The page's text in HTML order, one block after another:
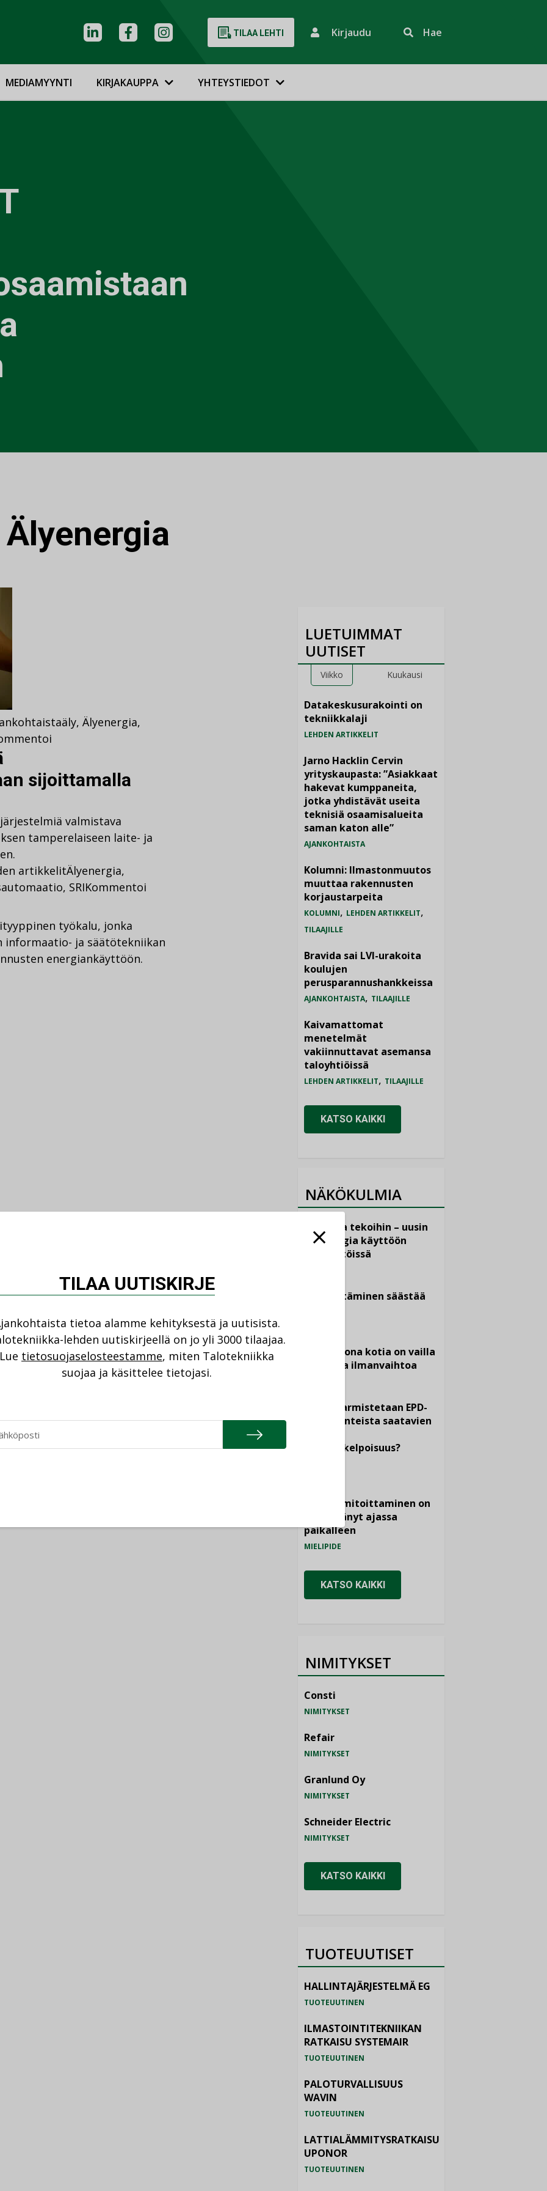
TILAA LEHTI Kirjaudu Hae
MEDIAMYYNTI KIRJAKAUPPA YHTEYSTIEDOT
Älyenergia
äly, Älyenergia,
sijoittamalla
valmistava
tamperelaiseen laite- ja
artikkelitÄlyenergia,
, SRIKommentoi
työkalu, jonka
informaatio- ja säätötekniikan
energiankäyttöön.
LUETUIMMAT
UUTISET
Viikko Kuukausi
Datakeskusurakointi on
tekniikkalaji
LEHDEN ARTIKKELIT
Jarno Hacklin Cervin
yrityskaupasta: ”Asiakkaat
hakevat kumppaneita,
jotka yhdistävät useita
teknisiä osaamisalueita
saman katon alle”
AJANKOHTAISTA
Kolumni: Ilmastonmuutos
muuttaa rakennusten
korjaustarpeita
KOLUMNI, LEHDEN ARTIKKELIT,
TILAAJILLE
Bravida sai LVI-urakoita
koulujen
perusparannushankkeissa
AJANKOHTAISTA, TILAAJILLE
Kaivamattomat
menetelmät
vakiinnuttavat asemansa
taloyhtiöissä
LEHDEN ARTIKKELIT, TILAAJILLE
KATSO KAIKKI
NÄKÖKULMIA
Puheista tekoihin – uusin
teknologia käyttöön
kiinteistöissä
Sähköistäminen säästää
Yli miljoona kotia on vailla
toimivaa ilmanvaihtoa
Miten varmistetaan EPD-
dokumenteista saatavien
vertailukelpoisuus?
viemärimitoittaminen on
jämähtänyt ajassa
paikalleen
MIELIPIDE
KATSO KAIKKI
NIMITYKSET
Consti
NIMITYKSET
Refair
NIMITYKSET
Granlund Oy
NIMITYKSET
Schneider Electric
NIMITYKSET
KATSO KAIKKI
TUOTEUUTISET
HALLINTAJÄRJESTELMÄ EG
TUOTEUUTINEN
ILMASTOINTITEKNIIKAN
RATKAISU SYSTEMAIR
TUOTEUUTINEN
PALOTURVALLISUUS
WAVIN
TUOTEUUTINEN
LATTIALÄMMITYSRATKAISU
UPONOR
TUOTEUUTINEN
TILAA UUTISKIRJE
tietoa alamme kehityksestä ja uutisista.
lehden uutiskirjeellä on jo yli 3000 tilaajaa.
Lue tietosuojaselosteestamme, miten Talotekniikka
suojaa ja käsittelee tietojasi.